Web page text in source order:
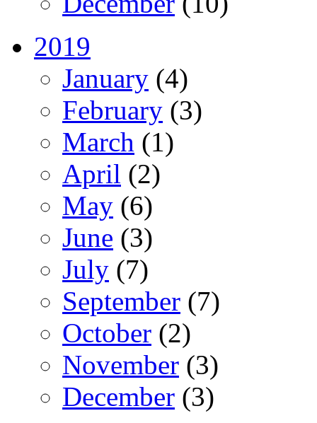
2019
January (4)
February (3)
March (1)
April (2)
May (6)
June (3)
July (7)
September (7)
October (2)
November (3)
December (3)